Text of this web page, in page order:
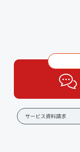
サービス資料請求